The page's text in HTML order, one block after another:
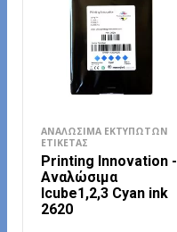
ΑΝΑΛΏΣΙΜΑ ΕΚΤΥΠΩΤΏΝ
ΕΤΙΚΈΤΑΣ
Printing Innovation -
Αναλώσιμα
Icube1,2,3 Cyan ink
2620